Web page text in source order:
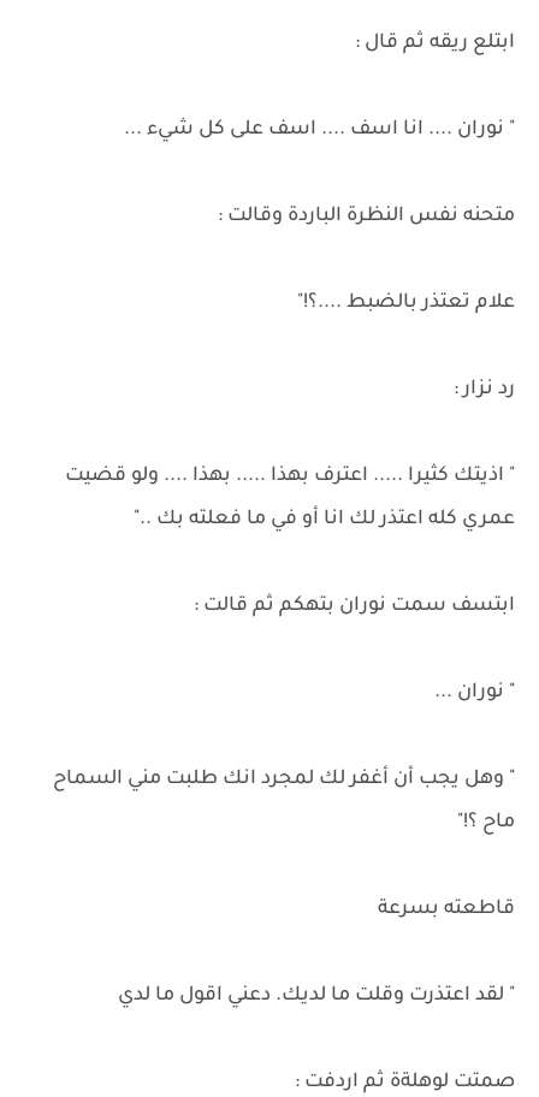
ابتلع ريقه ثم قال :
" نوران .... انا اسف .... اسف على كل شيء ...
متحنه نفس النظرة الباردة وقالت :
علام تعتذر بالضبط ....؟!"
رد نزار :
" اذيتك كثيرا ..... اعترف بهذا ..... بهذا .... ولو قضيت
عمري كله اعتذر لك انا أو في ما فعلته بك .."
ابتسف سمت نوران بتهكم ثم قالت :
" نوران ...
" وهل يجب أن أغفر لك لمجرد انك طلبت مني السماح
ماح ؟!"
قاطعته بسرعة
" لقد اعتذرت وقلت ما لديك. دعني اقول ما لدي
صمتت لوهلةة ثم اردفت :